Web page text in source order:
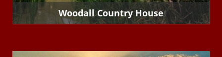
Woodall Country House